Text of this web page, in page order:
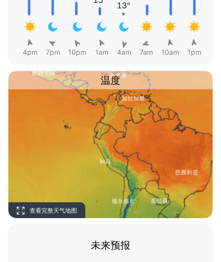
4pm 7pm 10pm 1am 4am 7am 10am 1pm
温度
查看完整天气地图
未来预报